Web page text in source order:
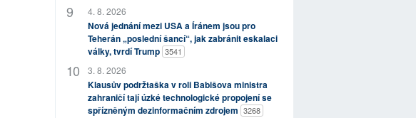
4. 8. 2026
Nová jednání mezi USA a Íránem jsou pro
Teherán „poslední šancí“, jak zabránit eskalaci
války, tvrdí Trump 3541
3. 8. 2026
Klausův podržtaška v roli Babišova ministra
zahraničí tají úzké technologické propojení se
spřízněným dezinformačním zdrojem 3268